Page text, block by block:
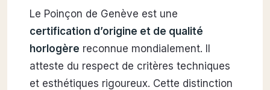
Le Poinçon de Genève est une
certification d’origine et de qualité
horlogère reconnue mondialement. Il
atteste du respect de critères techniques
et esthétiques rigoureux. Cette distinction